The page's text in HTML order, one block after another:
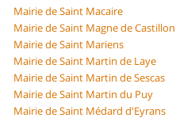
Mairie de Saint Macaire
Mairie de Saint Magne de Castillon
Mairie de Saint Mariens
Mairie de Saint Martin de Laye
Mairie de Saint Martin de Sescas
Mairie de Saint Martin du Puy
Mairie de Saint Médard d'Eyrans